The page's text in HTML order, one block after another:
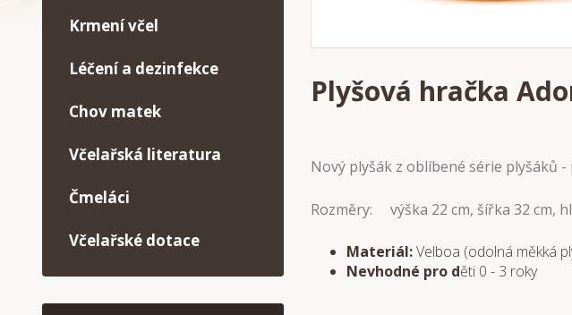
Plyšová hračka
Nový plyšák z oblíbené série plyšáků
Rozměry: výška 22 cm, šířka 32 cm,
Materiál:Velboa (odolná měkká
Nevhodné pro děti 0 - 3 roky
Krmení včel
Léčení a dezinfekce
Chov matek
Včelařská literatura
Čmeláci
Včelařské dotace